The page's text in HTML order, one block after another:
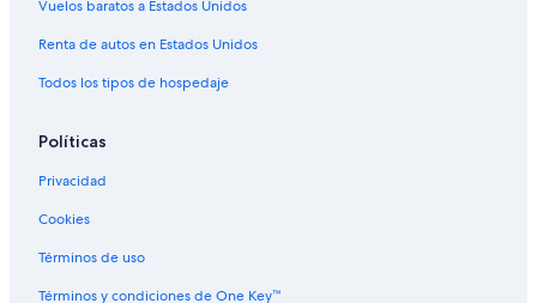
Hoteles cerca de Parque Central
Hoteles en Salvarcar
Hoteles en Aeropuerto
Vuelos baratos a Estados Unidos
Renta de autos en Estados Unidos
Todos los tipos de hospedaje
Políticas
Privacidad
Cookies
Términos de uso
Términos y condiciones de One Key™